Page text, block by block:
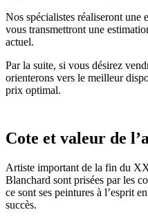
Nos spécialistes réaliseront
vous transmettront une
actuel.
Par la suite, si vous désirez
orienterons vers le meilleur
prix optimal.
Cote et valeur de
Artiste important de la fin du
Blanchard sont prisées par les
ce sont ses peintures à l’esprit
succès.